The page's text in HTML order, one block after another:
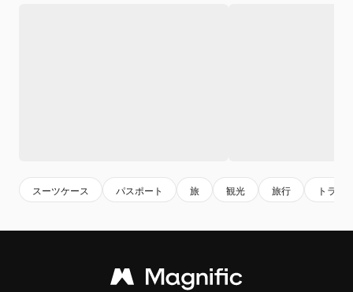
スーツケース パスポート 旅 観光 旅行 トラベ